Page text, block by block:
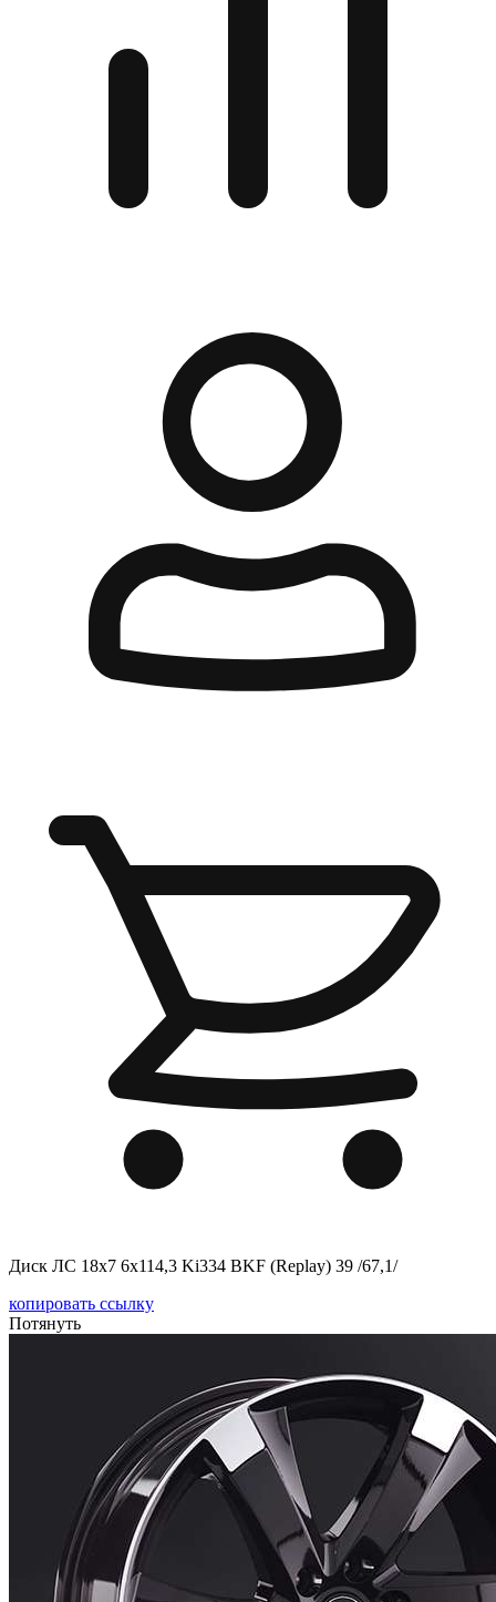
Диск ЛС 18x7 6x114,3 Ki334 BKF (Replay) 39 /67,1/
копировать ссылку
Потянуть